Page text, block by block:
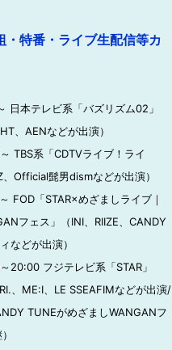
・特番・ライブ生配信等カ
日本テレビ系「バズリズム02」
、AENなどが出演）
TBS系「CDTVライブ！ライ
、Official髭男dismなどが出演）
FOD「STAR×めざましライブ｜
フェス」（INI、RIIZE、CANDY
などが出演）
20:00 フジテレビ系「STAR」
、ME:I、LE SSEAFIMなどが出演/
TUNEがめざましWANGANフ